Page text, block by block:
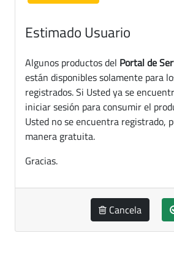
Estimado Usuario
Algunos productos del Portal de
están disponibles solamente para
registrados. Si Usted ya se
iniciar sesión para consumir el
Usted no se encuentra registrado,
manera gratuita.
Gracias.
Cancela